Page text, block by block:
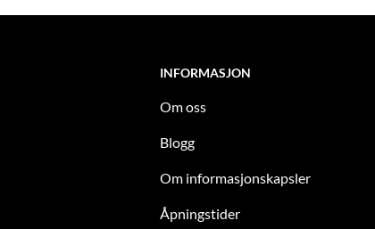
INFORMASJON
Om oss
Blogg
Om informasjonskapsler
Åpningstider